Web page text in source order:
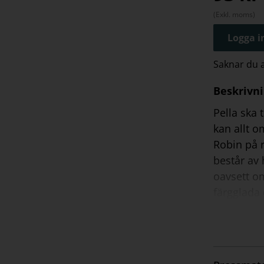
(Exkl. moms)
Logga
Saknar du
Pella ska
kan allt
Robin på
består
oavsett
I slutet